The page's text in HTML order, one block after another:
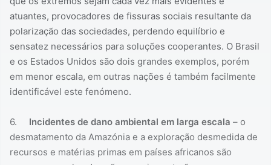
atuantes, provocadores de fissuras sociais resultante da
polarização das sociedades, perdendo equilíbrio e
sensatez necessários para soluções cooperantes. O Brasil
e os Estados Unidos são dois grandes exemplos, porém
em menor escala, em outras nações é também facilmente
identificável este fenómeno.
6. Incidentes de dano ambiental em larga escala – o
desmatamento da Amazónia e a exploração desmedida de
recursos e matérias primas em países africanos são